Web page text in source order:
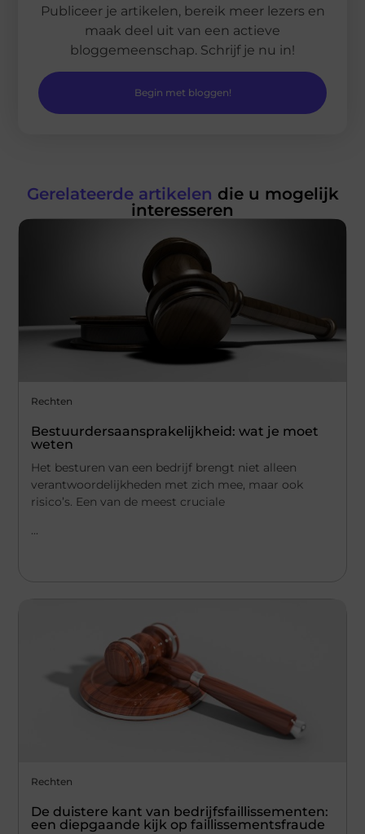
Publiceer je artikelen, bereik meer lezers en
maak deel uit van een actieve
bloggemeenschap. Schrijf je nu in!
Begin met bloggen!
Gerelateerde artikelen die u mogelijk
interesseren
Rechten
Bestuurdersaansprakelijkheid: wat je moet
weten
Het besturen van een bedrijf brengt niet alleen
verantwoordelijkheden met zich mee, maar ook
risico’s. Een van de meest cruciale
...
Rechten
De duistere kant van bedrijfsfaillissementen:
een diepgaande kijk op faillissementsfraude